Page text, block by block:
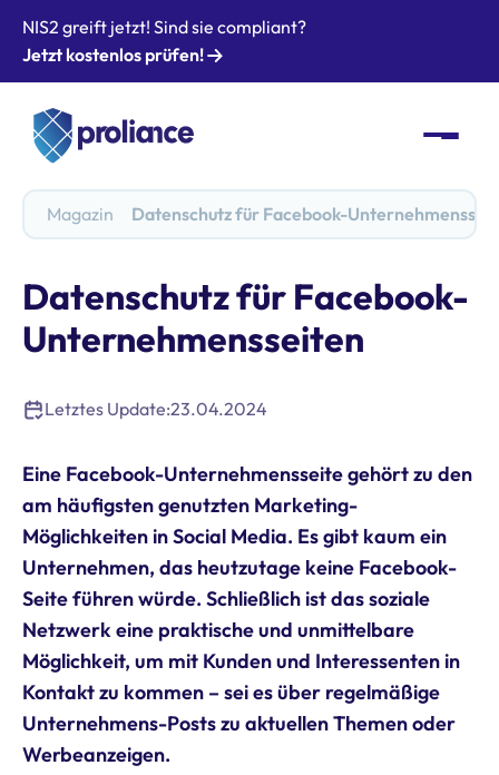
NIS2 greift jetzt! Sind sie compliant?
Jetzt kostenlos prüfen!
Magazin Datenschutz für Facebook-
Datenschutz für Facebook-
Unternehmensseiten
Letztes Update:23.04.2024
Eine Facebook-Unternehmensseite gehört zu den
am häufigsten genutzten Marketing-
Möglichkeiten in Social Media. Es gibt kaum ein
Unternehmen, das heutzutage keine Facebook-
Seite führen würde. Schließlich ist das soziale
Netzwerk eine praktische und unmittelbare
Möglichkeit, um mit Kunden und Interessenten in
Kontakt zu kommen – sei es über regelmäßige
Unternehmens-Posts zu aktuellen Themen oder
Werbeanzeigen.